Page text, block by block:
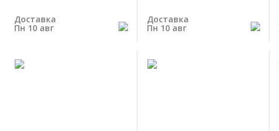
Доставка
Пн 10 авг
Доставка
Пн 10 авг